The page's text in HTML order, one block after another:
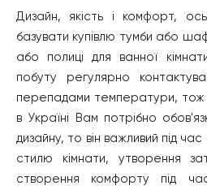
Дизайн, якість і комфорт,
базувати купівлю тумби або
або полиці для ванної
побуту регулярно
перепадами температури, тож
в Україні Вам потрібно
дизайну, то він важливий під
стилю кімнати, утворення
створення комфорту під час